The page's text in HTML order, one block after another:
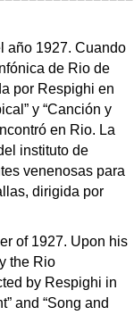
año 1927. Cuando
de Rio de
por Respighi en
y “Canción y
en Rio. La
instituto de
venenosas para
dirigida por
of 1927. Upon his
the Rio
by Respighi in
and “Song and